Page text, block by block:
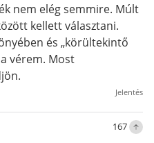
nem elég semmire. Múlt
kellett választani.
és „körültekintő
vérem. Most
Jelentés
167